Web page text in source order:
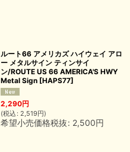
ルート66 アメリカズ ハイウェイ アロ
ー メタルサイン ティンサイ
ン/ROUTE US 66 AMERICA'S HWY
Metal Sign [HAPS77]
2,290円
(税込 : 2,519円)
希望小売価格税抜: 2,500円